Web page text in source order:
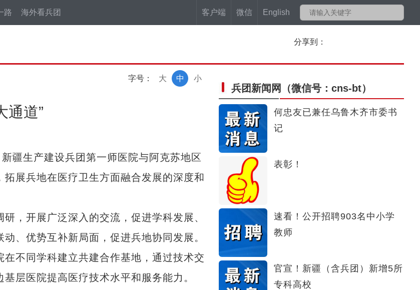
客户端 微信 English
路 海外看兵团
分享到：
字号： 小
中
大
通道”
生产建设兵团第一师医院与阿克苏地区
展兵地在医疗卫生方面融合发展的深度和
开展广泛深入的交流，促进学科发展、
、优势互补新局面，促进兵地协同发展。
不同学科建立共建合作基地，通过技术交
层医院提高医疗技术水平和服务能力。
兵团新闻网 （微信号：cns-bt）
何忠友已兼任乌鲁木齐市委书
记
表彰！
速看！公开招聘903名中小学
教师
官宣！新疆（含兵团）新增5所
专科高校
阿克苏好地方·旅游篇——《天堂湖》